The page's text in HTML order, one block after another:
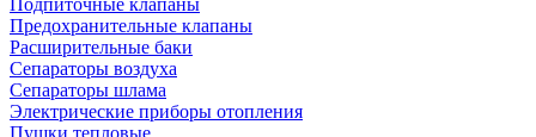
Предохранительные клапаны
Расширительные баки
Сепараторы воздуха
Сепараторы шлама
Электрические приборы отопления
Пушки тепловые